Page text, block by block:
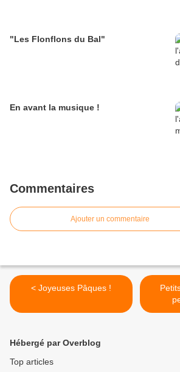
"Les Flonflons du Bal"
En avant la musique !
Commentaires
Ajouter un commentaire
< Joyeuses Pâques !
Hébergé par Overblog
Top articles